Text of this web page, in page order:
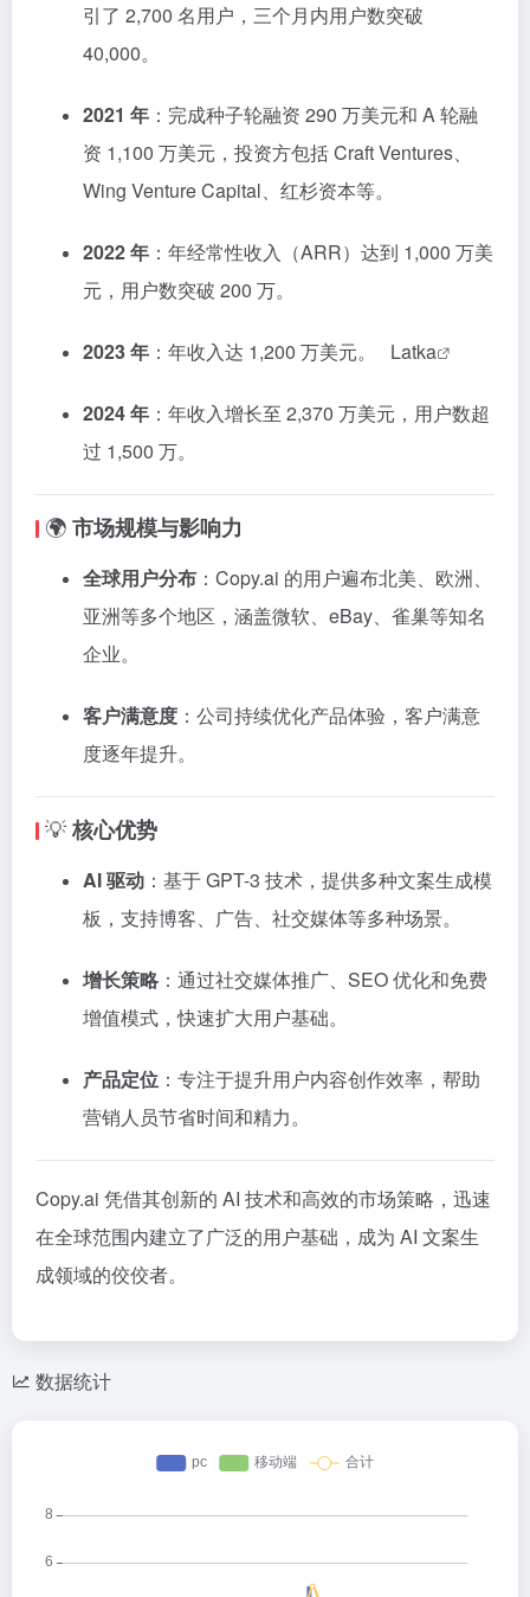
引了 2,700 名用户，三个月内用户数突破
40,000。
2021 年 ：​ 完成种子轮融资 290 万美元和 A 轮融
资 1,100 万美元，投资方包括 Craft Ventures、
Wing Venture Capital、红杉资本等。
2022 年 ：​ 年经常性收入（ARR）达到 1,000 万美
元，用户数突破 200 万。
2023 年 ：​ 年收入达 1,200 万美元。 Latka
2024 年 ：​ 年收入增长至 2,370 万美元，用户数超
过 1,500 万。
🌍市场规模与影响力
全球用户分布 ：​ Copy.ai 的用户遍布北美、欧洲、
亚洲等多个地区，涵盖微软、eBay、雀巢等知名
企业。
客户满意度 ：​ 公司持续优化产品体验，客户满意
度逐年提升。
💡核心优势
AI 驱动 ：​ 基于 GPT-3 技术，提供多种文案生成模
板，支持博客、广告、社交媒体等多种场景。
增长策略 ：​ 通过社交媒体推广、SEO 优化和免费
增值模式，快速扩大用户基础。
产品定位 ：​ 专注于提升用户内容创作效率，帮助
营销人员节省时间和精力。
Copy.ai 凭借其创新的 AI 技术和高效的市场策略，迅速
在全球范围内建立了广泛的用户基础，成为 AI 文案生
成领域的佼佼者。
数据统计